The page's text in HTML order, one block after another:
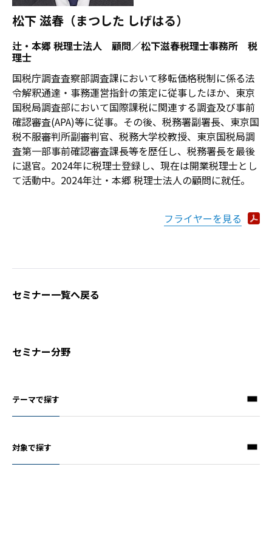
松下 滋春（まつした しげはる）
辻・本郷 税理士法人 顧問／松下滋春税理士事務所 税
理士
国税庁調査査察部調査課において移転価格税制に係る法
令解釈通達・事務運営指針の策定に従事したほか、東京
国税局調査部において国際課税に関連する調査及び事前
確認審査(APA)等に従事。その後、税務署副署長、東京国
税不服審判所副審判官、税務大学校教授、東京国税局調
査第一部事前確認審査課長等を歴任し、税務署長を最後
に退官。2024年に税理士登録し、現在は開業税理士とし
て活動中。2024年辻・本郷 税理士法人の顧問に就任。
フライヤーを見る
セミナー一覧へ戻る
セミナー分野
テーマで探す
対象で探す